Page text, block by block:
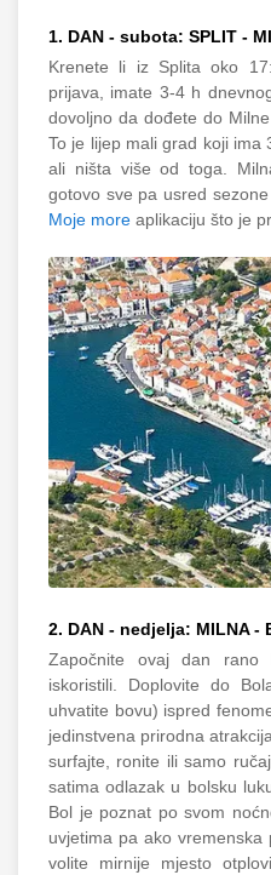
1. DAN - subota: SPLIT -
Krenete li iz Splita oko
prijava, imate 3-4 h
dovoljno da dođete do
To je lijep mali grad koji ima
ali ništa više od toga.
gotovo sve pa usred
Moje more aplikaciju što je
2. DAN - nedjelja: MILNA -
Započnite ovaj dan rano
iskoristili. Doplovite do
uhvatite bovu) ispred
jedinstvena prirodna
surfajte, ronite ili samo
satima odlazak u bolsku
Bol je poznat po svom
uvjetima pa ako
volite mirnije mjesto